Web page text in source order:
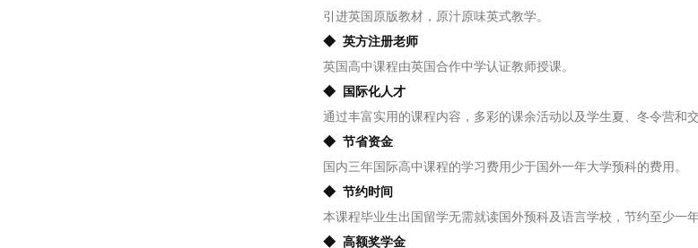
引进英国原版教材，原汁原味英式教学。
◆ 英方注册老师
英国高中课程由英国合作中学认证教师授课。
◆ 国际化人才
通过丰富实用的课程内容，多彩的课余活动以及学生夏、冬令营和交
◆ 节省资金
国内三年国际高中课程的学习费用少于国外一年大学预科的费用。
◆ 节约时间
本课程毕业生出国留学无需就读国外预科及语言学校，节约至少一年
◆ 高额奖学金